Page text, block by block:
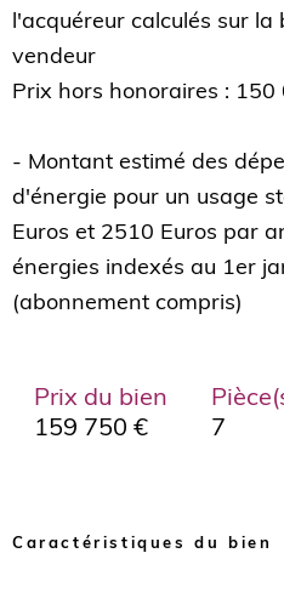
l'acquéreur calculés sur
vendeur
Prix hors honoraires : 150
- Montant estimé des
d'énergie pour un usage
Euros et 2510 Euros par
énergies indexés au 1er
Prix du bien
159 750 €
7
Caractéristiques du bien